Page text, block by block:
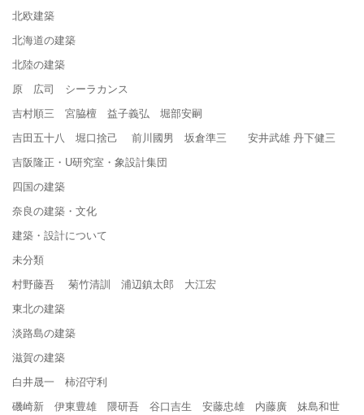
北欧建築
北海道の建築
北陸の建築
原 広司 シーラカンス
吉村順三 宮脇檀 益子義弘 堀部安嗣
吉田五十八 堀口捨己 前川國男 坂倉準三 安井武雄 丹下健三
吉阪隆正・U研究室・象設計集団
四国の建築
奈良の建築・文化
建築・設計について
未分類
村野藤吾 菊竹清訓 浦辺鎮太郎 大江宏
東北の建築
淡路島の建築
滋賀の建築
白井晟一 柿沼守利
磯崎新 伊東豊雄 隈研吾 谷口吉生 安藤忠雄 内藤廣 妹島和世